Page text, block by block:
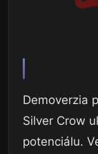
Demoverzia
Silver Crow
potenciálu.